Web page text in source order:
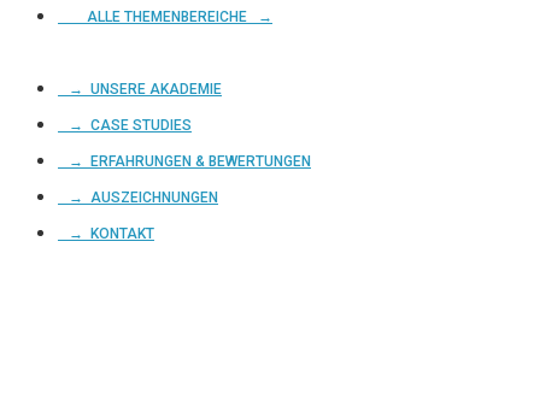
ALLE THEMENBEREICHE →
→ UNSERE AKADEMIE
→ CASE STUDIES
→ ERFAHRUNGEN & BEWERTUNGEN
→ AUSZEICHNUNGEN
→ KONTAKT